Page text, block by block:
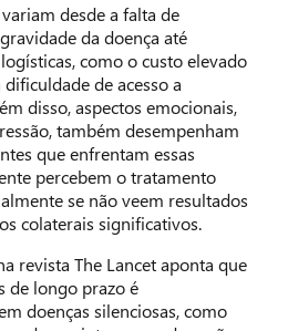
desde a falta de
da doença até
como o custo elevado
de acesso a
disso, aspectos emocionais,
também desempenham
que enfrentam essas
percebem o tratamento
se não veem resultados
colaterais significativos.
revista The Lancet aponta que
de longo prazo é
doenças silenciosas, como